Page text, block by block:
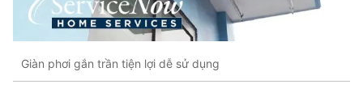
Giàn phơi gắn trần tiện lợi dễ sử dụng